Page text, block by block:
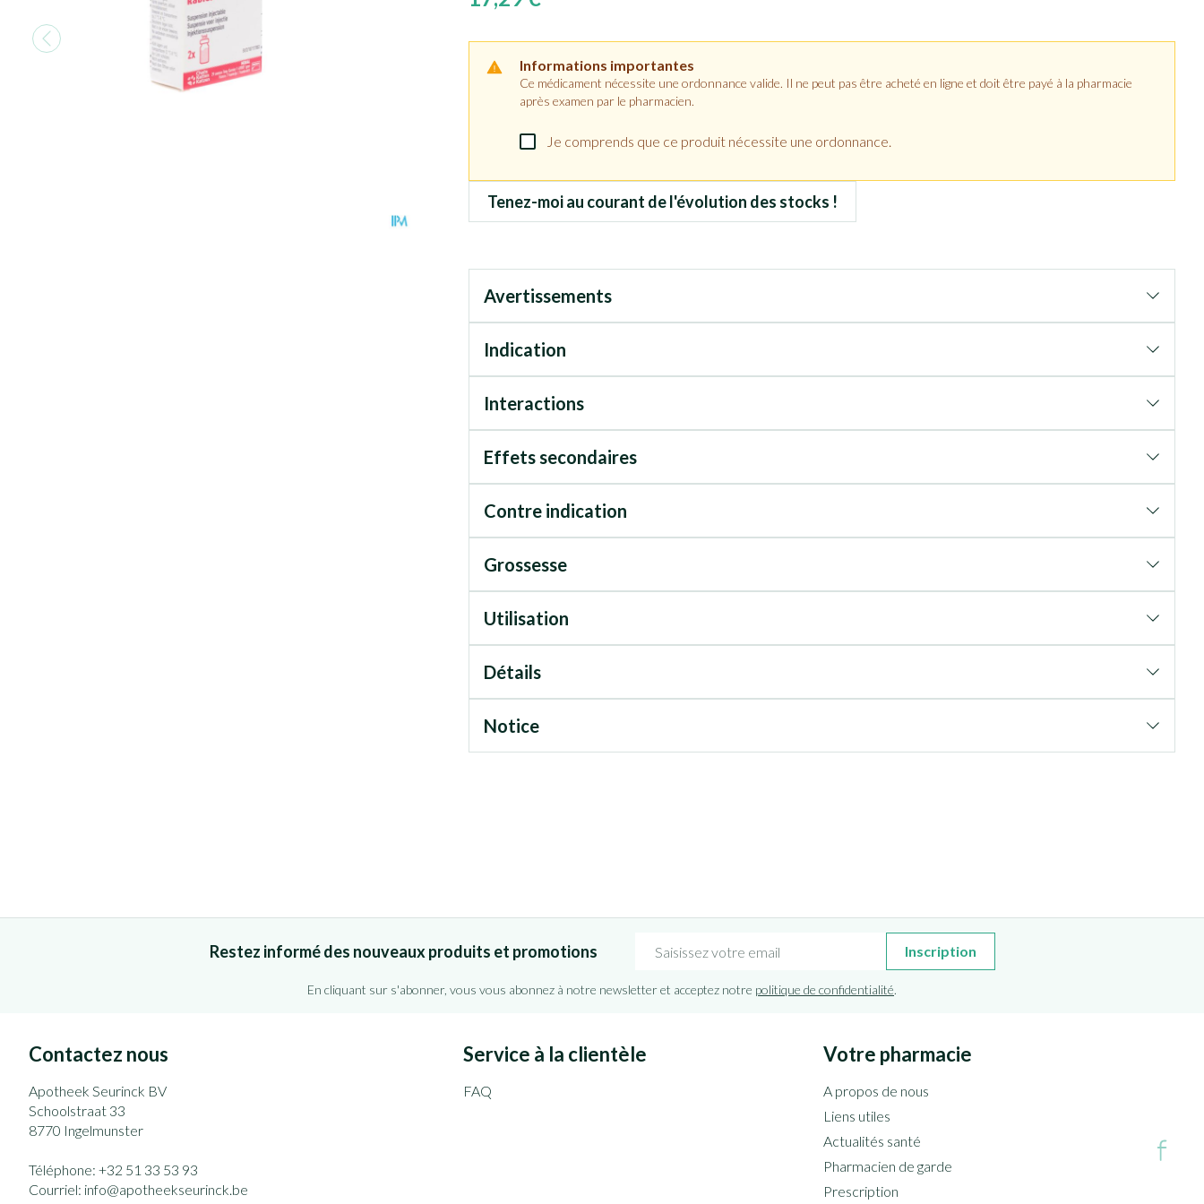
Informations importantes
Ce médicament nécessite une ordonnance valide. Il ne peut pas être acheté en ligne et doit être payé à la pharmacie
après examen par le pharmacien.
Je comprends que ce produit nécessite une ordonnance.
Tenez-moi au courant de l'évolution des stocks !
Avertissements
Indication
Interactions
Effets secondaires
Contre indication
Grossesse
Utilisation
Détails
Notice
Restez informé des nouveaux produits et promotions Inscription
En cliquant sur s'abonner, vous vous abonnez à notre newsletter et acceptez notre politique de confidentialité.
Contactez nous
Apotheek Seurinck BV
Schoolstraat 33
8770 Ingelmunster
Téléphone: +32 51 33 53 93
Courriel: info@apotheekseurinck.be
Service à la clientèle
FAQ
Votre pharmacie
A propos de nous
Liens utiles
Actualités santé
Pharmacien de garde
Prescription